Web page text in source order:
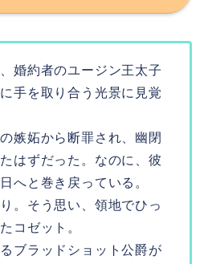
婚約者のユージン王太子
手を取り合う光景に見覚
嫉妬から断罪され、幽閉
はずだった。なのに、彼
へと巻き戻っている。
。そう思い、領地でひっ
コゼット。
ブラッドショット公爵が